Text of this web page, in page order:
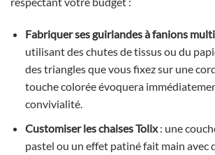
Fabriquer ses guirlandes à fanions
utilisant des chutes de tissus ou du
des triangles que vous fixez sur une
touche colorée évoquera
convivialité.
Customiser les chaises Tolix: une
pastel ou un effet patiné fait main avec